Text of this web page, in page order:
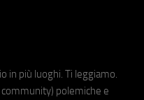
in più luoghi. Ti leggiamo.
polemiche e